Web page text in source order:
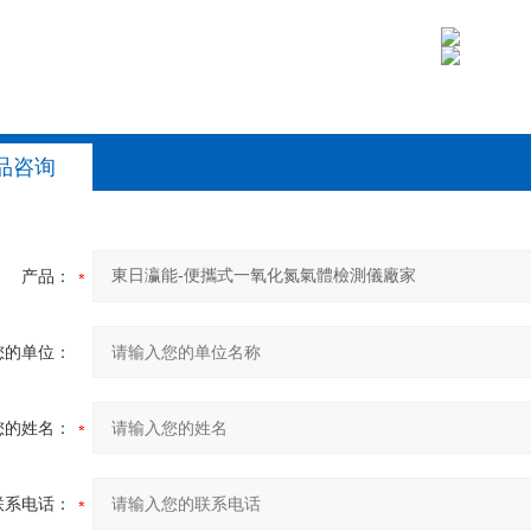
咨询
产品：
的单位：
的姓名：
系电话：